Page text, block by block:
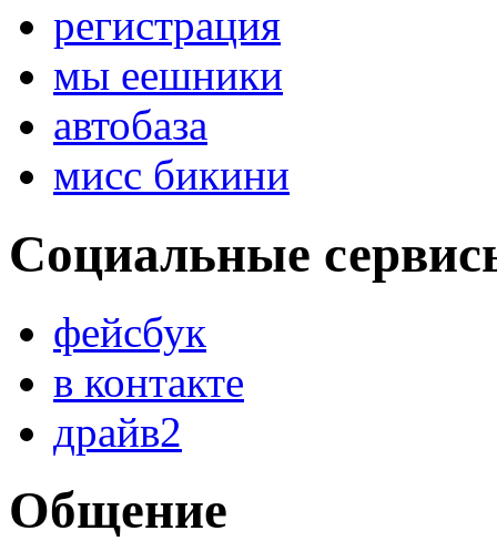
регистрация
мы еешники
автобаза
мисс бикини
Социальные
фейсбук
в контакте
драйв2
Общение